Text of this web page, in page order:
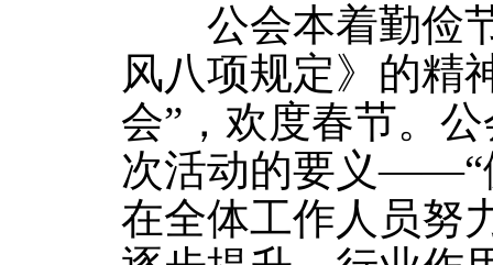
公会本着勤俭节
风八项规定》的精
会”，欢度春节。
次活动的要义——“
在全体工作人员努